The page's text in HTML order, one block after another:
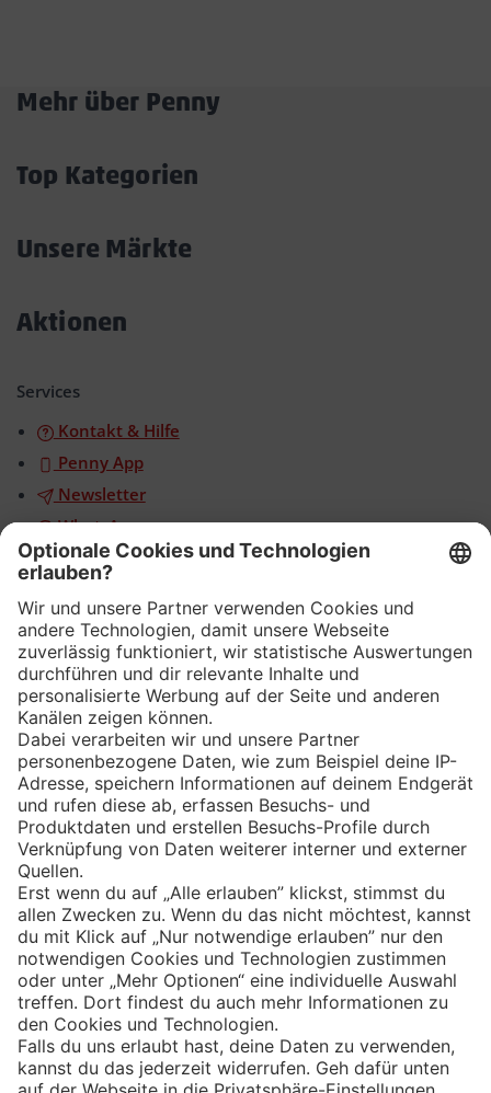
Mehr über Penny
Top Kategorien
Unsere Märkte
Aktionen
Services
Kontakt & Hilfe
Penny App
Newsletter
WhatsApp
App
Eishockey
Impressum